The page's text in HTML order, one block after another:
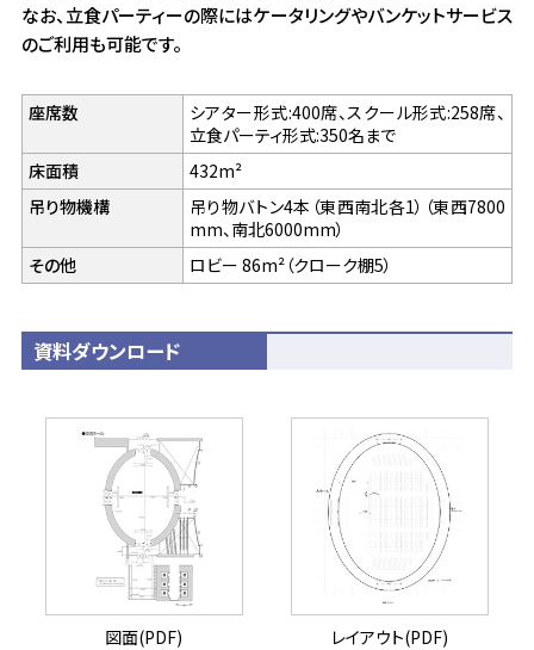
なお、立食パーティーの際にはケータリングやバンケットサービス
のご利用も可能です。
座席数
シアター形式:400席、スクール形式:258席、
立食パーティ形式:350名まで
床面積
432m²
吊り物機構
吊り物バトン4本（東西南北各1）（東西7800
mm、南北6000mm）
その他
ロビー 86m²（クローク棚5）
資料ダウンロード
図面(PDF) レイアウト(PDF)